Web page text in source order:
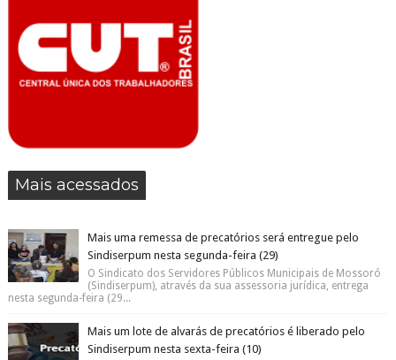
Mais acessados
Mais uma remessa de precatórios será entregue pelo
Sindiserpum nesta segunda-feira (29)
O Sindicato dos Servidores Públicos Municipais de Mossoró
(Sindiserpum), através da sua assessoria jurídica, entrega
nesta segunda-feira (29...
Mais um lote de alvarás de precatórios é liberado pelo
Sindiserpum nesta sexta-feira (10)